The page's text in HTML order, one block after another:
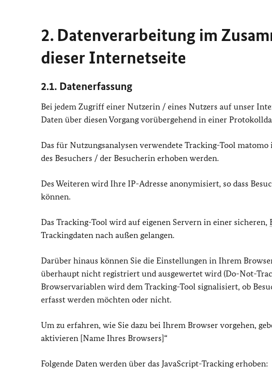
2. Datenverarbeitung im
dieser Internetseite
2.1. Datenerfassung
Bei jedem Zugriff einer Nutzerin / eines Nutzers auf unser
Daten über diesen Vorgang vorübergehend in einer
Das für Nutzungsanalysen verwendete Tracking-Tool
des Besuchers / der Besucherin erhoben werden.
Des Weiteren wird Ihre IP-Adresse anonymisiert, so dass
können.
Das Tracking-Tool wird auf eigenen Servern in einer sicheren,
Trackingdaten nach außen gelangen.
Darüber hinaus können Sie die Einstellungen in Ihrem
überhaupt nicht registriert und ausgewertet wird (Do-Not-
Browservariablen wird dem Tracking-Tool signalisiert, ob
erfasst werden möchten oder nicht.
Um zu erfahren, wie Sie dazu bei Ihrem Browser vorgehen,
aktivieren [Name Ihres Browsers]“
Folgende Daten werden über das JavaScript-Tracking erhoben: